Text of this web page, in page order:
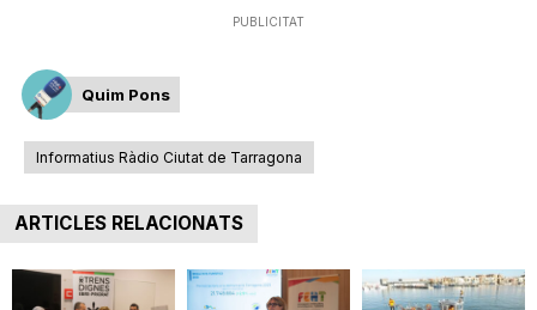
PUBLICITAT
Quim Pons
Informatius Ràdio Ciutat de Tarragona
ARTICLES RELACIONATS